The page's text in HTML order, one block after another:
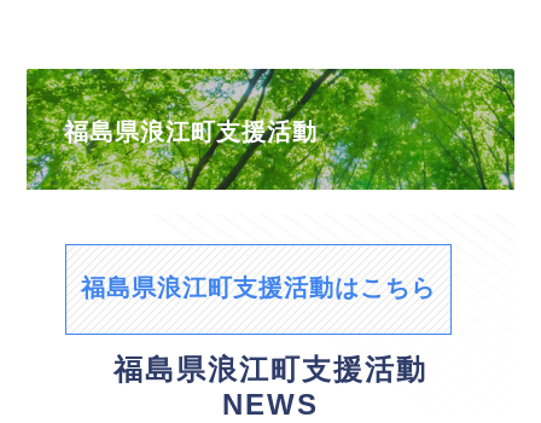
福島県浪江町支援活動
福島県浪江町支援活動はこちら
福島県浪江町支援活動
NEWS